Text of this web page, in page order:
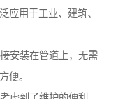
应用于工业、建筑、
安装在管道上，无需
便。